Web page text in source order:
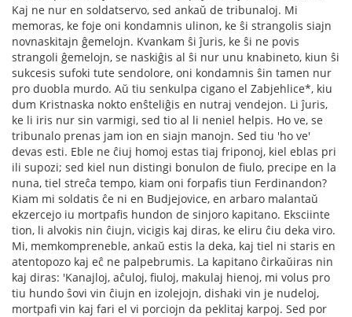
Kaj ne nur en soldatservo, sed ankaŭ de tribunaloj. Mi
memoras, ke foje oni kondamnis ulinon, ke ŝi strangolis siajn
novnaskitajn ĝemelojn. Kvankam ŝi ĵuris, ke ŝi ne povis
strangoli ĝemelojn, se naskiĝis al ŝi nur unu knabineto, kiun ŝi
sukcesis sufoki tute sendolore, oni kondamnis ŝin tamen nur
pro duobla murdo. Aŭ tiu senkulpa cigano el Zabjehlice*, kiu
dum Kristnaska nokto enŝteliĝis en nutraj vendejon. Li ĵuris,
ke li iris nur sin varmigi, sed tio al li neniel helpis. Ho ve, se
tribunalo prenas jam ion en siajn manojn. Sed tiu 'ho ve'
devas esti. Eble ne ĉiuj homoj estas tiaj friponoj, kiel eblas pri
ili supozi; sed kiel nun distingi bonulon de ﬁulo, precipe en la
nuna, tiel streĉa tempo, kiam oni forpaﬁs tiun Ferdinandon?
Kiam mi soldatis ĉe ni en Budjejovice, en arbaro malantaŭ
ekzercejo iu mortpaﬁs hundon de sinjoro kapitano. Eksciinte
tion, li alvokis nin ĉiujn, vicigis kaj diras, ke eliru ĉiu deka viro.
Mi, memkompreneble, ankaŭ estis la deka, kaj tiel ni staris en
atentopozo kaj eĉ ne palpebrumis. La kapitano ĉirkaŭiras nin
kaj diras: 'Kanajloj, aĉuloj, ﬁuloj, makulaj hienoj, mi volus pro
tiu hundo ŝovi vin ĉiujn en izolejojn, dishaki vin je nudeloj,
mortpaﬁ vin kaj fari el vi porciojn da peklitaj karpoj. Sed por